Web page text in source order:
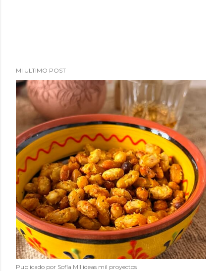
MI ULTIMO POST
Publicado por Sofía Mil ideas mil proyectos